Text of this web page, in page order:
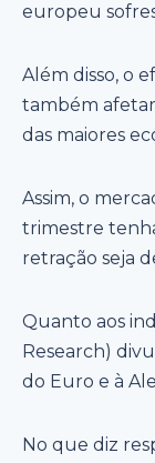
europeu
Além disso, o
também
das maiores
Assim, o
trimestre
retração seja
Quanto aos
Research)
do Euro e à
No que diz